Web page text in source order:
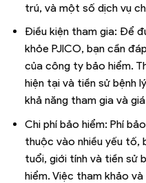
trú, và một số dịch vụ
Điều kiện tham gia: Để
khỏe PJICO, bạn cần
của công ty bảo hiểm.
hiện tại và tiền sử bệnh
khả năng tham gia và
Chi phí bảo hiểm: Phí
thuộc vào nhiều yếu tố,
tuổi, giới tính và tiền sử
hiểm. Việc tham khảo